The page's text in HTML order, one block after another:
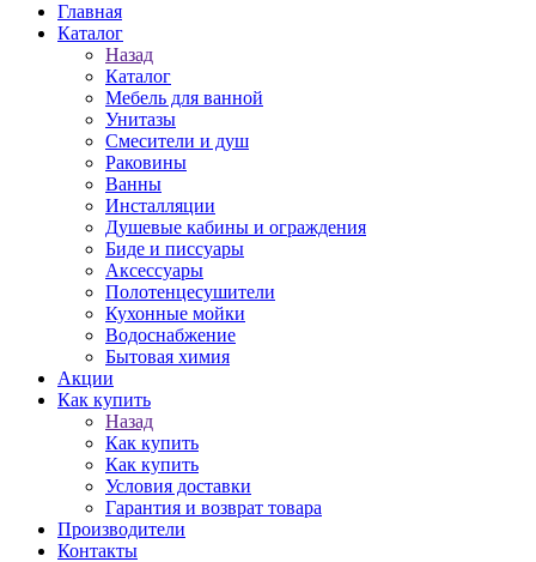
Главная
Каталог
Назад
Каталог
Мебель для ванной
Унитазы
Смесители и душ
Раковины
Ванны
Инсталляции
Душевые кабины и ограждения
Биде и писсуары
Аксессуары
Полотенцесушители
Кухонные мойки
Водоснабжение
Бытовая химия
Акции
Как купить
Назад
Как купить
Как купить
Условия доставки
Гарантия и возврат товара
Производители
Контакты